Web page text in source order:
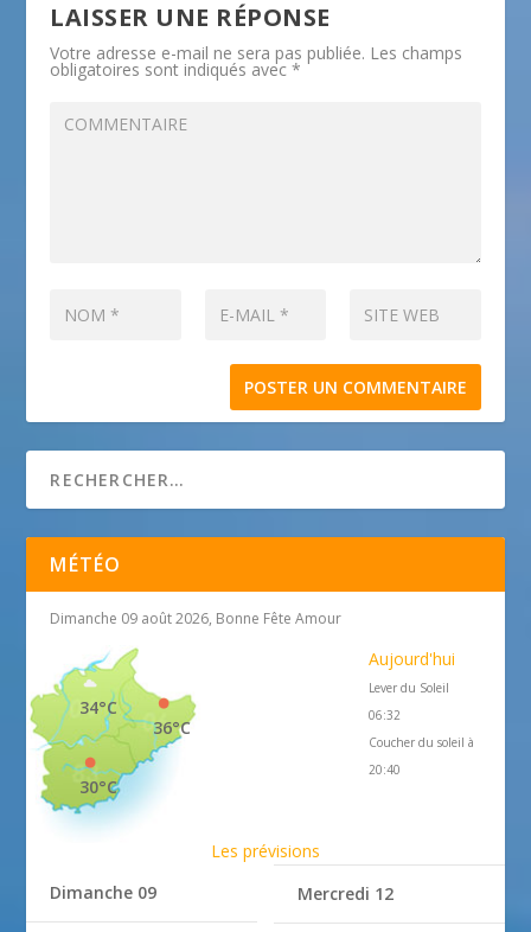
LAISSER UNE RÉPONSE
Votre adresse e-mail ne sera pas publiée. Les champs
obligatoires sont indiqués avec*
MÉTÉO
Dimanche 09 août 2026, Bonne Fête Amour
36°C
34°C
30°C
Aujourd'hui
Lever du Soleil
06:32
Coucher du soleil à
20:40
Les prévisions
Dimanche 09
Mercredi 12